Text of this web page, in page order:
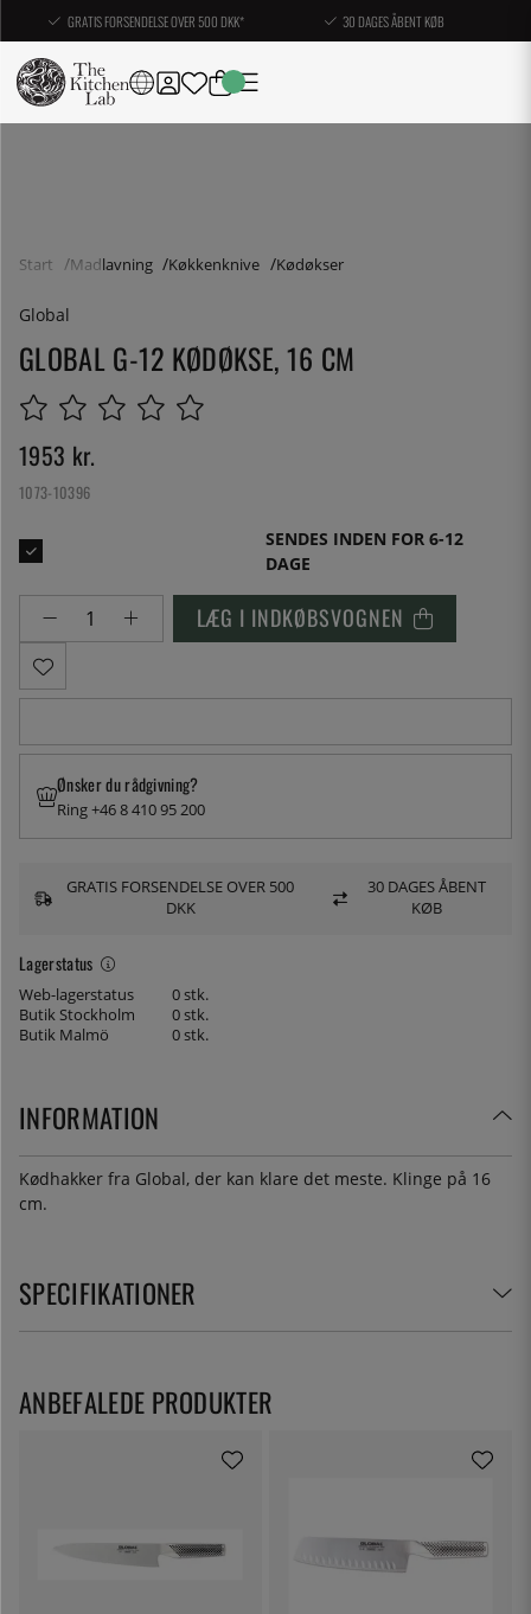
GRATIS FORSENDELSE OVER 500 DKK* 30 DAGES ÅBENT KØB
Start Madlavning Køkkenknive Kødøkser
Global
GLOBAL G-12 KØDØKSE, 16 CM
1953 kr.
1073-10396
SENDES INDEN FOR 6-12
DAGE
LÆG I INDKØBSVOGNEN
Lagerstatus
Web-lagerstatus
0 stk.
Butik Stockholm
0 stk.
Butik Malmö
0 stk.
Ønsker du rådgivning?
Ring +46 8 410 95 200
GRATIS FORSENDELSE OVER 500
DKK
30 DAGES ÅBENT
KØB
INFORMATION
Kødhakker fra Global, der kan klare det meste. Klinge på 16
cm.
SPECIFIKATIONER
ANBEFALEDE PRODUKTER